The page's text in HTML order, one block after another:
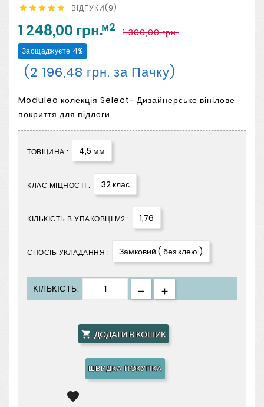
     ВІДГУКИ(9)
1 248,00 грн.м2 1 300,00 грн.
Заощаджуєте 4%
(2 196,48 грн. за Пачку)
Moduleo колекція Select- Дизайнерське вінілове
покриття для підлоги
ТОВЩИНА : 4,5 мм
КЛАС МІЦНОСТІ : 32 клас
КІЛЬКІСТЬ В УПАКОВЦІ М2 : 1,76
СПОСІБ УКЛАДАННЯ : Замковий ( без клею )
КІЛЬКІСТЬ:
 ДОДАТИ В КОШИК
ШВИДКА ПОКУПКА
